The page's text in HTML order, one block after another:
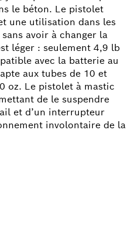
le béton. Le pistolet
une utilisation dans les
avoir à changer la
léger : seulement 4,9 lb
avec la batterie au
aux tubes de 10 et
oz. Le pistolet à mastic
de le suspendre
et d’un interrupteur
involontaire de la